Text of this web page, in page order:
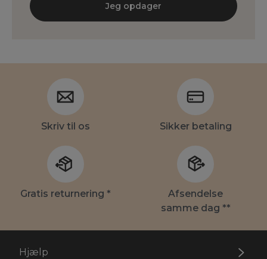
Jeg opdager
Skriv til os Sikker betaling
Gratis returnering *
Afsendelse
samme dag **
Hjælp